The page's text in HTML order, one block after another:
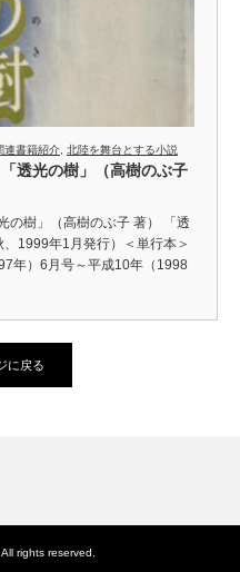
連書籍紹介 北陸を舞台とする小説
透光の樹」（高樹のぶ子
の樹」（高樹のぶ子 著） 「透
1999年1月発行）＜単行本＞
年）6月号～平成10年（1998
に戻る
All rights reserved.